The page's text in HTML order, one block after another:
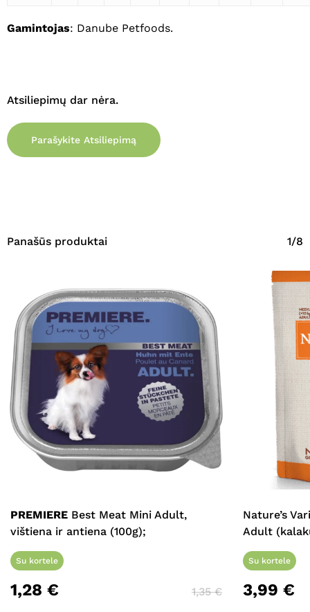
Gamintojas: Danube Petfoods.
Atsiliepimų dar nėra.
Parašykite Atsiliepimą
Panašūs produktai 1/8
PREMIERE Best Meat Mini Adult,
vištiena ir antiena (100g);
Su kortele
1,28 € 1,35€
Nature’s
Adult
Su kortele
3,99 €